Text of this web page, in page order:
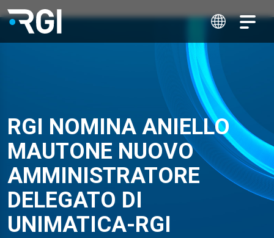
RGI NOMINA ANIELLO
MAUTONE NUOVO
AMMINISTRATORE
DELEGATO DI
UNIMATICA-RGI